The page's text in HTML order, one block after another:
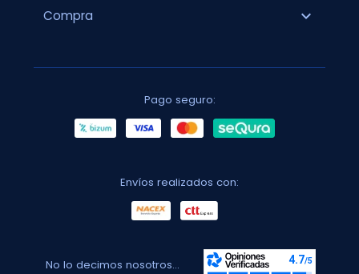
Compra expand_more
Pago seguro:
Envíos realizados con:
No lo decimos nosotros...